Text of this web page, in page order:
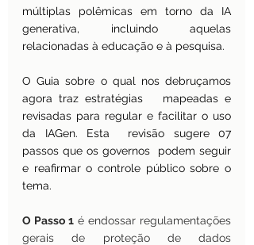
múltiplas polêmicas em torno da IA
generativa, incluindo aquelas
relacionadas à educação e à pesquisa.
O Guia sobre o qual nos debruçamos
agora traz estratégias   mapeadas e
revisadas para regular e facilitar o uso
da IAGen. Esta  revisão sugere 07
passos que os governos  podem seguir
e reafirmar o controle público sobre o
tema.
O Passo 1 é endossar regulamentações
gerais de proteção de dados